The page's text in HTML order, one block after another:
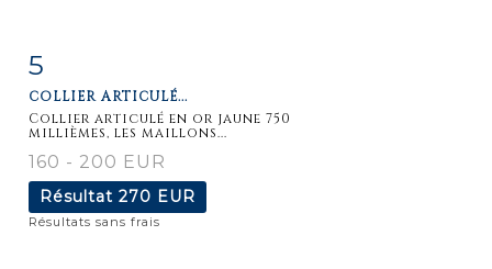
5
COLLIER ARTICULÉ...
Collier articulé en or jaune 750
millièmes, les maillons...
160 - 200 EUR
Résultat 270 EUR
Résultats sans frais